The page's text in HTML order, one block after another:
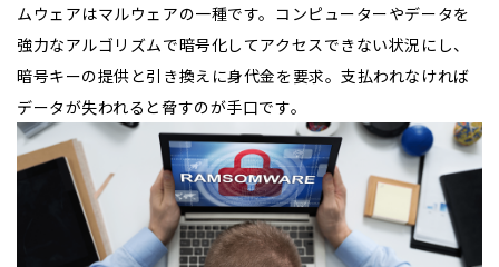
ムウェアはマルウェアの一種です。コンピューターやデータを
強力なアルゴリズムで暗号化してアクセスできない状況にし、
暗号キーの提供と引き換えに身代金を要求。支払われなければ
データが失われると脅すのが手口です。